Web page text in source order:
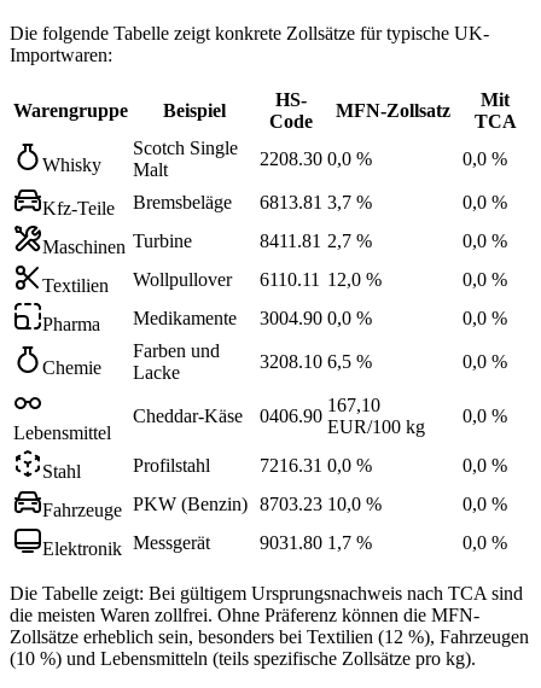
Die folgende Tabelle zeigt konkrete Zollsätze für typische UK-
Importwaren:
Warengruppe Beispiel
HS-
Code
MFN-Zollsatz
Mit
TCA
Whisky
Scotch Single
Malt
2208.30 0,0 % 0,0 %
Kfz-Teile Bremsbeläge 6813.81 3,7 % 0,0 %
Maschinen Turbine 8411.81 2,7 % 0,0 %
Textilien Wollpullover 6110.11 12,0 % 0,0 %
Pharma Medikamente 3004.90 0,0 % 0,0 %
Chemie
Farben und
Lacke
3208.10 6,5 % 0,0 %
Lebensmittel
Cheddar-Käse 0406.90
167,10
EUR/100 kg
0,0 %
Stahl Profilstahl 7216.31 0,0 % 0,0 %
Fahrzeuge PKW (Benzin) 8703.23 10,0 % 0,0 %
Elektronik Messgerät 9031.80 1,7 % 0,0 %
Die Tabelle zeigt: Bei gültigem Ursprungsnachweis nach TCA sind
die meisten Waren zollfrei. Ohne Präferenz können die MFN-
Zollsätze erheblich sein, besonders bei Textilien (12 %), Fahrzeugen
(10 %) und Lebensmitteln (teils spezifische Zollsätze pro kg).